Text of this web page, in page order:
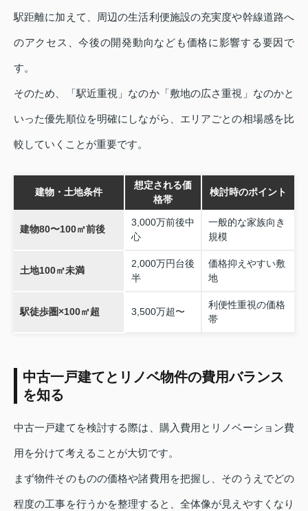
駅距離に加えて、周辺の生活利便施設の充実度や幹線道路へ
のアクセス、今後の開発動向なども価格に影響する要因で
す。
そのため、「駅近重視」なのか「敷地の広さ重視」なのかと
いった優先順位を明確にしながら、エリアごとの相場感を比
較していくことが重要です。
建物・土地条件
想定される価
格帯
検討時のポイント
建物80〜100㎡前後
3,000万前後中
心
一般的な家族向き
規模
土地100㎡未満
2,000万円台後
半
価格抑えやすい敷
地
駅徒歩圏×100㎡超 3,500万超〜
利便性重視の価格
帯
中古一戸建てとリノベ物件の費用バランス
を知る
中古一戸建てを検討する際は、購入費用とリノベーション費
用を分けて考えることが大切です。
まず物件そのものの価格や諸費用を把握し、そのうえでどの
程度の工事を行うかを整理すると、全体像が見えやすくなり